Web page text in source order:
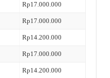
Rp17.000.000
Rp17.000.000
Rp14.200.000
Rp17.000.000
Rp14.200.000